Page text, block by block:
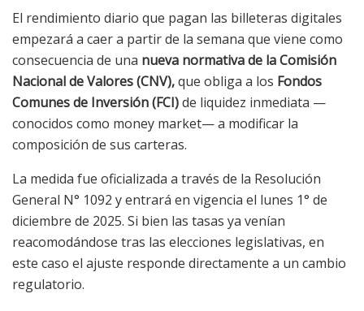
El rendimiento diario que pagan las billeteras digitales
empezará a caer a partir de la semana que viene como
consecuencia de una nueva normativa de la Comisión
Nacional de Valores (CNV),que obliga a los Fondos
Comunes de Inversión (FCI)de liquidez inmediata —
conocidos como money market— a modificar la
composición de sus carteras.
La medida fue oficializada a través de la Resolución
General N° 1092 y entrará en vigencia el lunes 1° de
diciembre de 2025. Si bien las tasas ya venían
reacomodándose tras las elecciones legislativas, en
este caso el ajuste responde directamente a un cambio
regulatorio.